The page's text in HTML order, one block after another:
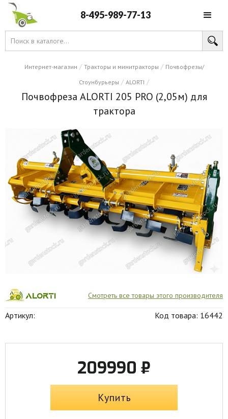
8-495-989-77-13
Интернет-магазин / Тракторы и минитракторы / Почвофрезы/
Стоунбурьеры / ALORTI /
Почвофреза ALORTI 205 PRO (2,05м) для
трактора
Смотреть все товары этого производителя
Артикул: Код товара: 16442
209990 ₽
Купить